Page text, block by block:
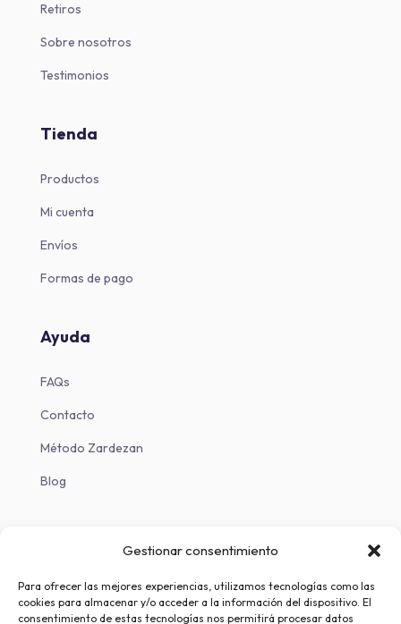
Gestionar consentimiento
Para ofrecer las mejores experiencias, utilizamos tecnologías como las
cookies para almacenar y/o acceder a la información del dispositivo. El
consentimiento de estas tecnologías nos permitirá procesar datos
Retiros
Sobre nosotros
Testimonios
Tienda
Productos
Mi cuenta
Envíos
Formas de pago
Ayuda
FAQs
Contacto
Método Zardezan
Blog
Descargar en iOS
Descargar en Android